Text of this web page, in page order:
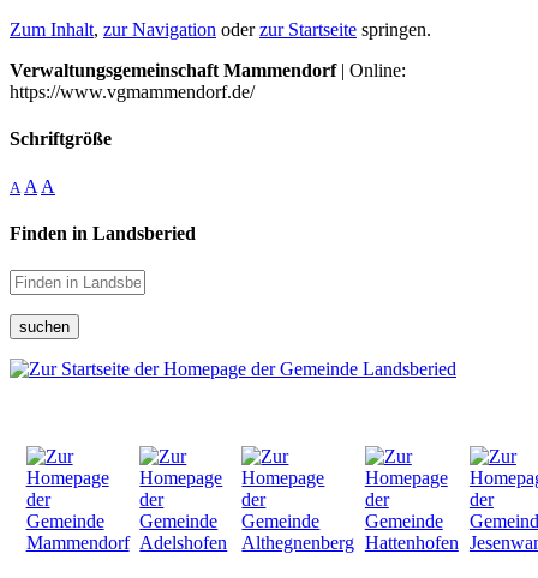
Zum Inhalt, zur Navigation oderzur Startseite springen.
Verwaltungsgemeinschaft Mammendorf| Online:
https://www.vgmammendorf.de/
Schriftgröße
A A A
Finden in Landsberied
suchen